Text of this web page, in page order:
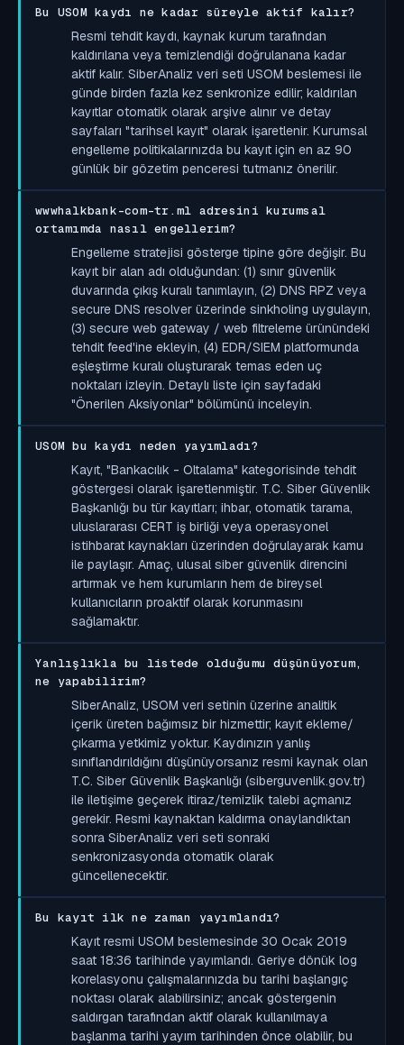
Bu USOM kaydı ne kadar süreyle aktif kalır?
Resmi tehdit kaydı, kaynak kurum tarafından
kaldırılana veya temizlendiği doğrulanana kadar
aktif kalır. SiberAnaliz veri seti USOM beslemesi ile
günde birden fazla kez senkronize edilir; kaldırılan
kayıtlar otomatik olarak arşive alınır ve detay
sayfaları "tarihsel kayıt" olarak işaretlenir. Kurumsal
engelleme politikalarınızda bu kayıt için en az 90
günlük bir gözetim penceresi tutmanız önerilir.
wwwhalkbank-com-tr.ml adresini kurumsal
ortamımda nasıl engellerim?
Engelleme stratejisi gösterge tipine göre değişir. Bu
kayıt bir alan adı olduğundan: (1) sınır güvenlik
duvarında çıkış kuralı tanımlayın, (2) DNS RPZ veya
secure DNS resolver üzerinde sinkholing uygulayın,
(3) secure web gateway / web filtreleme ürünündeki
tehdit feed'ine ekleyin, (4) EDR/SIEM platformunda
eşleştirme kuralı oluşturarak temas eden uç
noktaları izleyin. Detaylı liste için sayfadaki
"Önerilen Aksiyonlar" bölümünü inceleyin.
USOM bu kaydı neden yayımladı?
Kayıt, "Bankacılık - Oltalama" kategorisinde tehdit
göstergesi olarak işaretlenmiştir. T.C. Siber Güvenlik
Başkanlığı bu tür kayıtları; ihbar, otomatik tarama,
uluslararası CERT iş birliği veya operasyonel
istihbarat kaynakları üzerinden doğrulayarak kamu
ile paylaşır. Amaç, ulusal siber güvenlik direncini
artırmak ve hem kurumların hem de bireysel
kullanıcıların proaktif olarak korunmasını
sağlamaktır.
Yanlışlıkla bu listede olduğumu düşünüyorum,
ne yapabilirim?
SiberAnaliz, USOM veri setinin üzerine analitik
içerik üreten bağımsız bir hizmettir; kayıt ekleme/
çıkarma yetkimiz yoktur. Kaydınızın yanlış
sınıflandırıldığını düşünüyorsanız resmi kaynak olan
T.C. Siber Güvenlik Başkanlığı (siberguvenlik.gov.tr)
ile iletişime geçerek itiraz/temizlik talebi açmanız
gerekir. Resmi kaynaktan kaldırma onaylandıktan
sonra SiberAnaliz veri seti sonraki
senkronizasyonda otomatik olarak
güncellenecektir.
Bu kayıt ilk ne zaman yayımlandı?
Kayıt resmi USOM beslemesinde 30 Ocak 2019
saat 18:36 tarihinde yayımlandı. Geriye dönük log
korelasyonu çalışmalarınızda bu tarihi başlangıç
noktası olarak alabilirsiniz; ancak göstergenin
saldırgan tarafından aktif olarak kullanılmaya
başlanma tarihi yayım tarihinden önce olabilir, bu